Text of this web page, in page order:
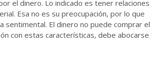
el dinero. Lo indicado es tener relaciones
Esa no es su preocupación, por lo que
sentimental. El dinero no puede comprar el
con estas características, debe abocarse